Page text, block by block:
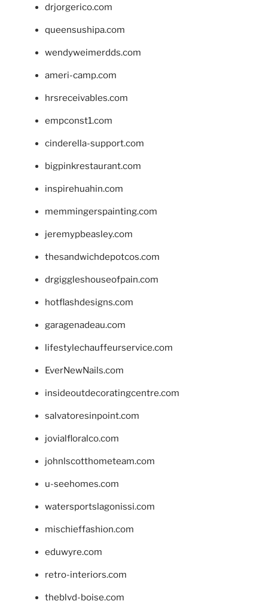
drjorgerico.com
queensushipa.com
wendyweimerdds.com
ameri-camp.com
hrsreceivables.com
empconst1.com
cinderella-support.com
bigpinkrestaurant.com
inspirehuahin.com
memmingerspainting.com
jeremypbeasley.com
thesandwichdepotcos.com
drgiggleshouseofpain.com
hotflashdesigns.com
garagenadeau.com
lifestylechauffeurservice.com
EverNewNails.com
insideoutdecoratingcentre.com
salvatoresinpoint.com
jovialfloralco.com
johnlscotthometeam.com
u-seehomes.com
watersportslagonissi.com
mischieffashion.com
eduwyre.com
retro-interiors.com
theblvd-boise.com